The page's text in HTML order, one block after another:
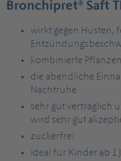
Bronchipret® Saft
wirkt gegen Husten,
kombinierte
die abendliche
Nachtruhe
sehr gut verträglich
wird sehr gut
zuckerfrei
ideal für Kinder ab 1